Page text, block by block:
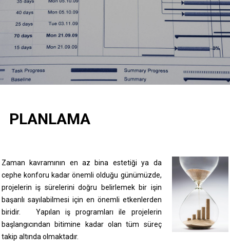
PLANLAMA
Zaman kavramının en az bina estetiği ya da
cephe konforu kadar önemli olduğu günümüzde,
projelerin iş sürelerini doğru belirlemek bir işin
başarılı sayılabilmesi için en önemli etkenlerden
biridir. Yapılan iş programları ile projelerin
başlangıcından bitimine kadar olan tüm süreç
takip altında olmaktadır.